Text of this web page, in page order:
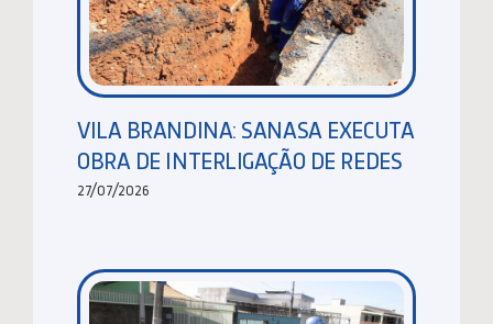
VILA BRANDINA: SANASA EXECUTA
OBRA DE INTERLIGAÇÃO DE REDES
27/07/2026